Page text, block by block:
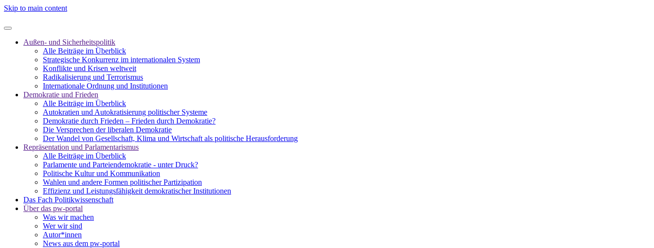
Skip to main content
Außen- und Sicherheitspolitik
Alle Beiträge im Überblick
Strategische Konkurrenz im internationalen System
Konflikte und Krisen weltweit
Radikalisierung und Terrorismus
Internationale Ordnung und Institutionen
Demokratie und Frieden
Alle Beiträge im Überblick
Autokratien und Autokratisierung politischer Systeme
Demokratie durch Frieden – Frieden durch Demokratie?
Die Versprechen der liberalen Demokratie
Der Wandel von Gesellschaft, Klima und Wirtschaft als politische Herausforderung
Repräsentation und Parlamentarismus
Alle Beiträge im Überblick
Parlamente und Parteiendemokratie - unter Druck?
Politische Kultur und Kommunikation
Wahlen und andere Formen politischer Partizipation
Effizienz und Leistungsfähigkeit demokratischer Institutionen
Das Fach Politikwissenschaft
Über das pw-portal
Was wir machen
Wer wir sind
Autor*innen
News aus dem pw-portal